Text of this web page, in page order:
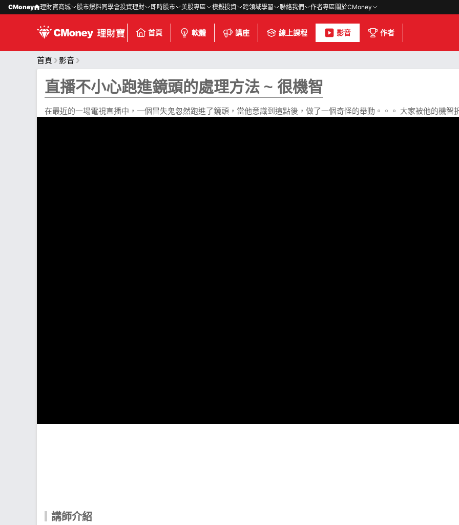
CMoney 理財寶商城 股市爆料同學會投資理財 即時股市 美股專區 模擬投資 跨領域學習 聯絡我們 作者專區關於CMoney
首頁 軟體 講座 線上課程 影音 作者
首頁 影音
直播不小心跑進鏡頭的處理方法 ~ 很機智
在最近的一場電視直播中，一個冒失鬼忽然跑進了鏡頭，當他意識到這點後，做了一個奇怪的舉動。。。 大家被他的機
講師介紹